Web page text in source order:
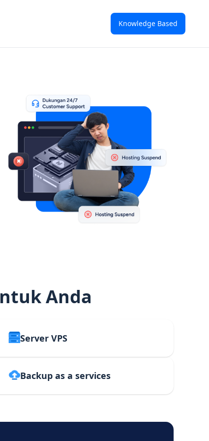
Knowledge Based
Anda
Server VPS
Backup as a services